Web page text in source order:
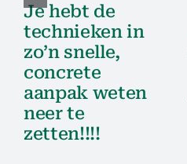
Je hebt de
technieken in
zo’n snelle,
concrete
aanpak weten
neer te
zetten!!!!